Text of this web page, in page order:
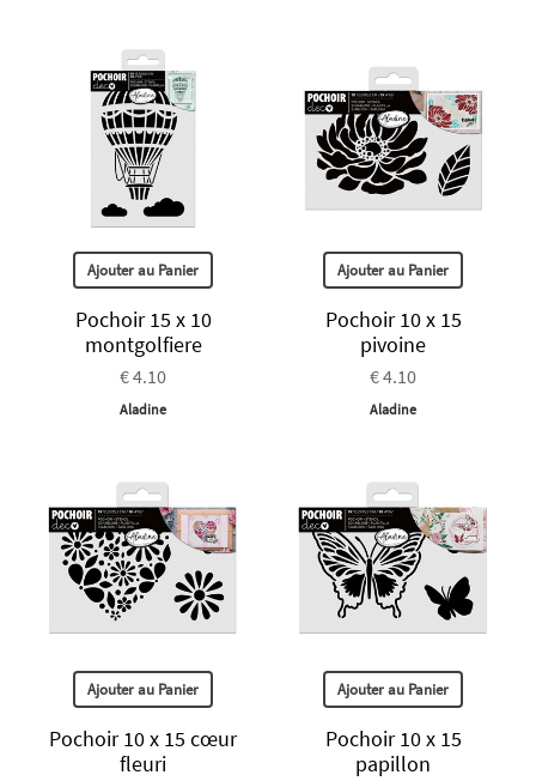
Ajouter au Panier
Pochoir 15 x 10
montgolfiere
€ 4.10
Aladine
Ajouter au Panier
Pochoir 10 x 15
pivoine
€ 4.10
Aladine
Ajouter au Panier
Pochoir 10 x 15 cœur
fleuri
Ajouter au Panier
Pochoir 10 x 15
papillon